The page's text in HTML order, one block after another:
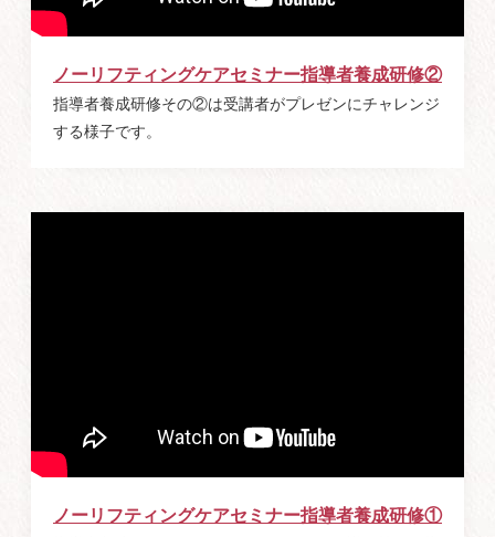
ノーリフティングケアセミナー指導者養成研修②
指導者養成研修その②は受講者がプレゼンにチャレンジ
する様子です。
ノーリフティングケアセミナー指導者養成研修①